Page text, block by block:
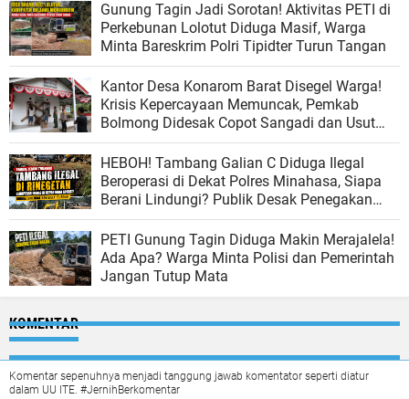
Gunung Tagin Jadi Sorotan! Aktivitas PETI di
Perkebunan Lolotut Diduga Masif, Warga
Minta Bareskrim Polri Tipidter Turun Tangan
Kantor Desa Konarom Barat Disegel Warga!
Krisis Kepercayaan Memuncak, Pemkab
Bolmong Didesak Copot Sangadi dan Usut
Dugaan Penyalahgunaan Wewenang
HEBOH! Tambang Galian C Diduga Ilegal
Beroperasi di Dekat Polres Minahasa, Siapa
Berani Lindungi? Publik Desak Penegakan
Hukum Tanpa Tebang Pilih
PETI Gunung Tagin Diduga Makin Merajalela!
Ada Apa? Warga Minta Polisi dan Pemerintah
Jangan Tutup Mata
KOMENTAR
Komentar sepenuhnya menjadi tanggung jawab komentator seperti diatur
dalam UU ITE. #JernihBerkomentar